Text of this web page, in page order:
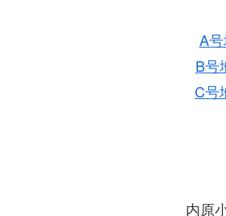
A
B
C
内原